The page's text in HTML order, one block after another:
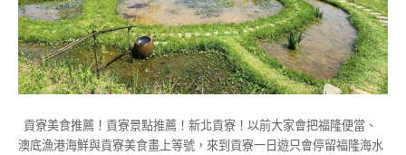
貢寮美食推薦！貢寮景點推薦！新北貢寮！以前大家會把福隆便當、
澳底漁港海鮮與貢寮美食畫上等號，來到貢寮一日遊只會停留福隆海水